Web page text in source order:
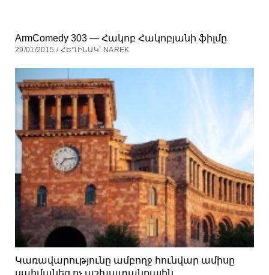
ArmComedy 303 — Հակոբ Հակոբյանի ֆիլմը
29/01/2015 / ՀԵՂԻՆԱԿ՝ NAREK
Կառավարությունը ամբողջ հունվար ամիսը
սահմանեց ոչ աշխատանքային